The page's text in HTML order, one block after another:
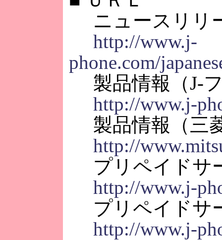
ニュースリリ
http://www.j-
phone.com/
製品情報（J-
http://www.j-
製品情報（三
http://
プリペイドサ
http://www.j-
プリペイドサ
http://www.j-